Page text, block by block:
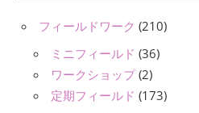
フィールドワーク (210)
ミニフィールド (36)
ワークショップ(2)
定期フィールド (173)